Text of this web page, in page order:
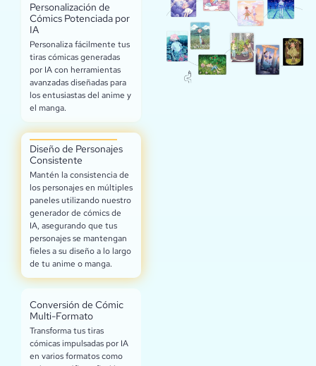
Personalización de
Cómics Potenciada por
IA
Personaliza fácilmente tus
tiras cómicas generadas
por IA con herramientas
avanzadas diseñadas para
los entusiastas del anime y
el manga.
Diseño de Personajes
Consistente
Mantén la consistencia de
los personajes en múltiples
paneles utilizando nuestro
generador de cómics de
IA, asegurando que tus
personajes se mantengan
fieles a su diseño a lo largo
de tu anime o manga.
Conversión de Cómic
Multi-Formato
Transforma tus tiras
cómicas impulsadas por IA
en varios formatos como